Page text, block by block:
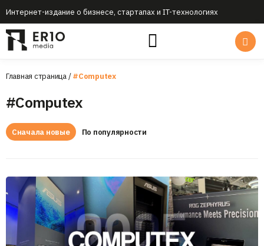
Интернет-издание о бизнесе, стартапах и IT-технологиях
Главная страница/#Computex
#Computex
Сначала новые По популярности